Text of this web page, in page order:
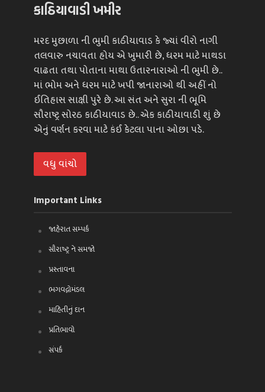
કાઠિયાવાડી ખમીર
મરદ મુછાળા ની ભુમી કાઠીયાવાડ કે જ્યાં વીરો નાગી
તલવારુ નચાવતા હોય એ ખુમારી છે, ધરમ માટે માથડા
વાઢતા તથા પોતાના માથા ઉતારનારાઓ ની ભુમી છે..
માં ભોમ અને ધરમ માટે ખપી જાનારાઓ થી અહીં નો
ઈતિહાસ સાક્ષી પુરે છે. આ સંત અને સુરા ની ભૂમિ
સૌરાષ્ટ્ર સોરઠ કાઠીયાવાડ છે.. એક કાઠીયાવાડી શું છે
એનું વર્ણન કરવા માટે કંઈ કેટલા પાના ઓછા પડે.
વધુ વાંચો
Important Links
જાહેરાત સમ્પર્ક
સૌરાષ્ટ્ર ને સમજો
પ્રસ્તાવના
ભગવદ્ગોમંડલ
માહિતીનું દાન
પ્રતિભાવો
સંપર્ક